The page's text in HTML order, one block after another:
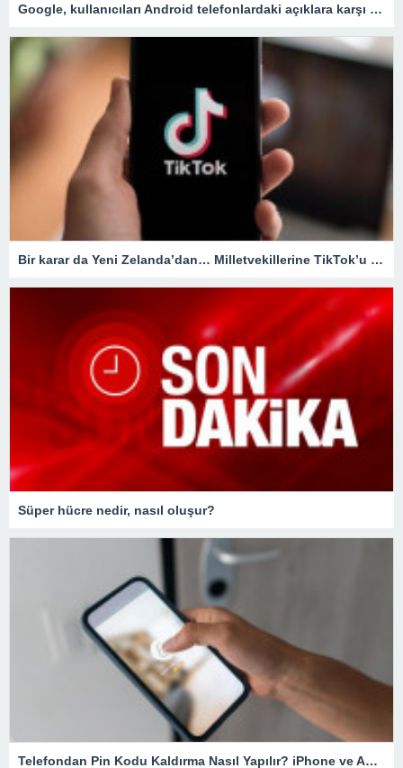
Google, kullanıcıları Android telefonlardaki açıklara karşı uyardı!
Bir karar da Yeni Zelanda’dan… Milletvekillerine TikTok’u yasaklıyorlar!
Süper hücre nedir, nasıl oluşur?
Telefondan Pin Kodu Kaldırma Nasıl Yapılır? iPhone ve Android Cihazlarda Pin Kodu Kaldırma – Teknoloji Haberleri